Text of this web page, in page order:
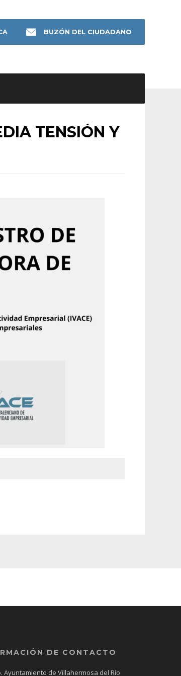
BUZÓN DEL CIUDADANO
TENSIÓN Y
DE CONTACTO
Ayuntamiento de Villahermosa del Río